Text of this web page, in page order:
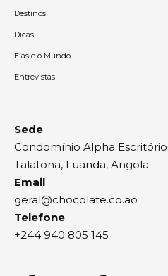
Destinos
Dicas
Elas e o Mundo
Entrevistas
Sede
Condomínio Alpha
Talatona, Luanda, Angola
Email
geral@chocolate.co.ao
Telefone
+244 940 805 145